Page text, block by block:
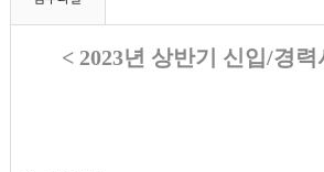
< 2023년 상반기 신입/경